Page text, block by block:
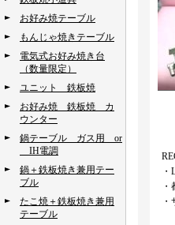
お好み焼テーブル
もんじゃ焼きテーブル
電気式お好み焼き台
（数量限定）
ユニット 鉄板焼
お好み焼 鉄板焼 カ
ウンター
鍋テーブル ガス用 or
IH電調
鍋＋鉄板焼き兼用テー
ブル
たこ焼＋鉄板焼き兼用
テーブル